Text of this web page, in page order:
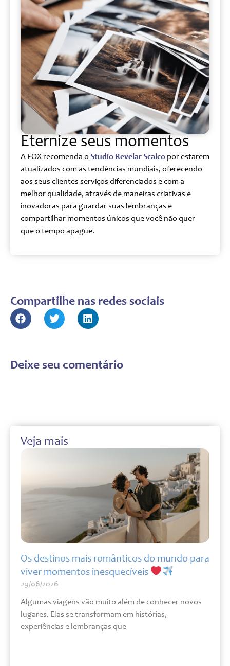
Eternize seus momentos
A FOX recomenda oStudio Revelar Scalco por estarem
atualizados com as tendências mundiais, oferecendo
aos seus clientes serviços diferenciados e com a
melhor qualidade, através de maneiras criativas e
inovadoras para guardar suas lembranças e
compartilhar momentos únicos que você não quer
que o tempo apague.
Compartilhe nas redes sociais
Deixe seu comentário
Veja mais
Os destinos mais românticos do mundo para
viver momentos inesquecíveis
29/06/2026
Algumas viagens vão muito além de conhecer novos
lugares. Elas se transformam em histórias,
experiências e lembranças que